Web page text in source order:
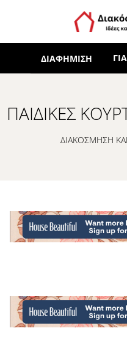
ΔΙΑΦΉΜΙΣΗ
ΠΑΙΔΙΚΈΣ
ΔΙΑΚΟΣΜΗΣΗ ΚΑΙ